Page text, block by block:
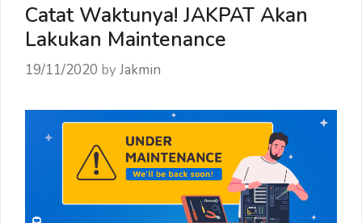
Catat Waktunya! JAKPAT Akan
Lakukan Maintenance
19/11/2020 byJakmin